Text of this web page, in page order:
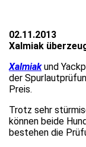
02.11.2013
Xalmiak
Xalmiakund
der
Preis.
Trotz sehr
können beide
bestehen die